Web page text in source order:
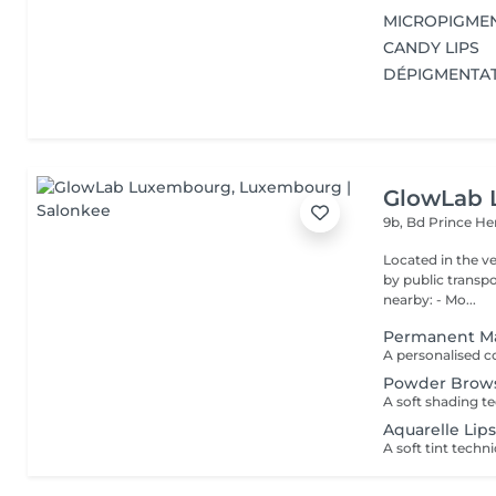
CANDY LIPS
GlowLab
9b, Bd Prince
Located in the very heart
by public transport:
nearby: - Mo...
Permanent
Powder
Aquarelle Lips